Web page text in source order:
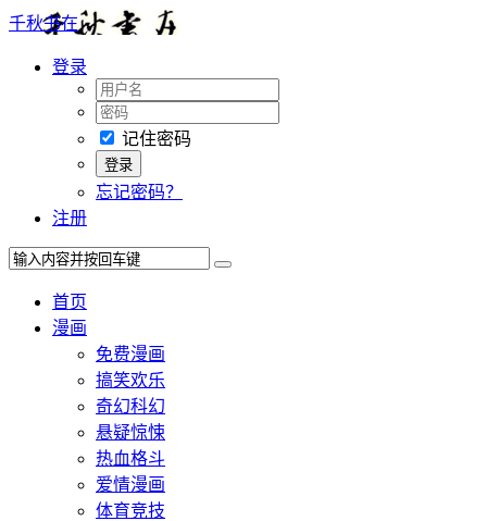
千秋书在
登录
记住密码
忘记密码？
注册
首页
漫画
免费漫画
搞笑欢乐
奇幻科幻
悬疑惊悚
热血格斗
爱情漫画
体育竞技